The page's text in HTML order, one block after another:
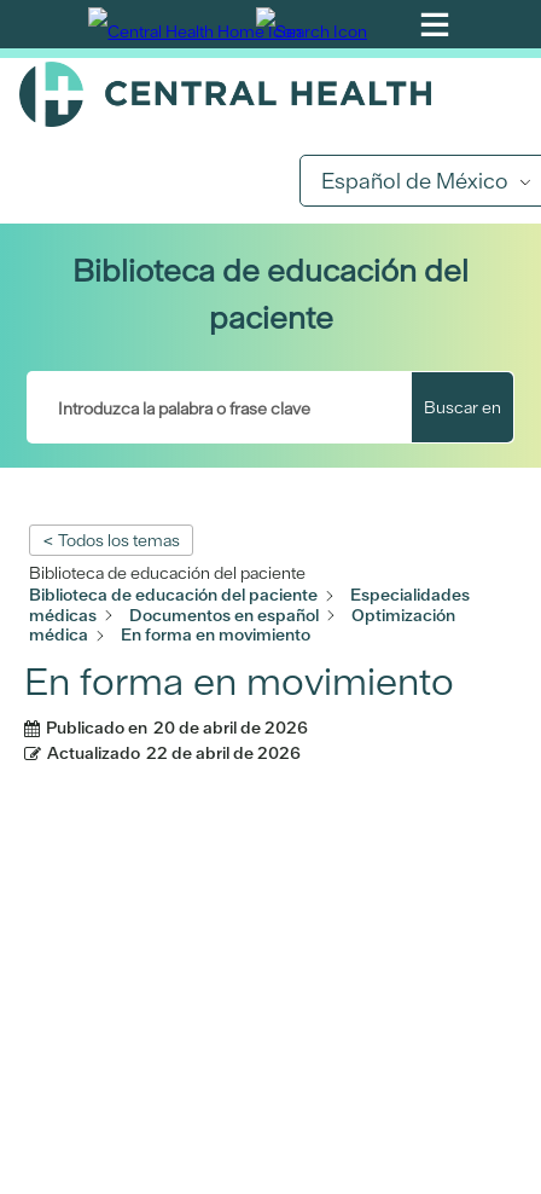
Ir
al
contenido
Español de México
Biblioteca de educación del
paciente
Buscar en
< Todos los temas
Biblioteca de educación del paciente
Biblioteca de educación del paciente
Especialidades
médicas
Documentos en español
Optimización
médica
En forma en movimiento
En forma en movimiento
Publicado en 20 de abril de 2026
Actualizado 22 de abril de 2026